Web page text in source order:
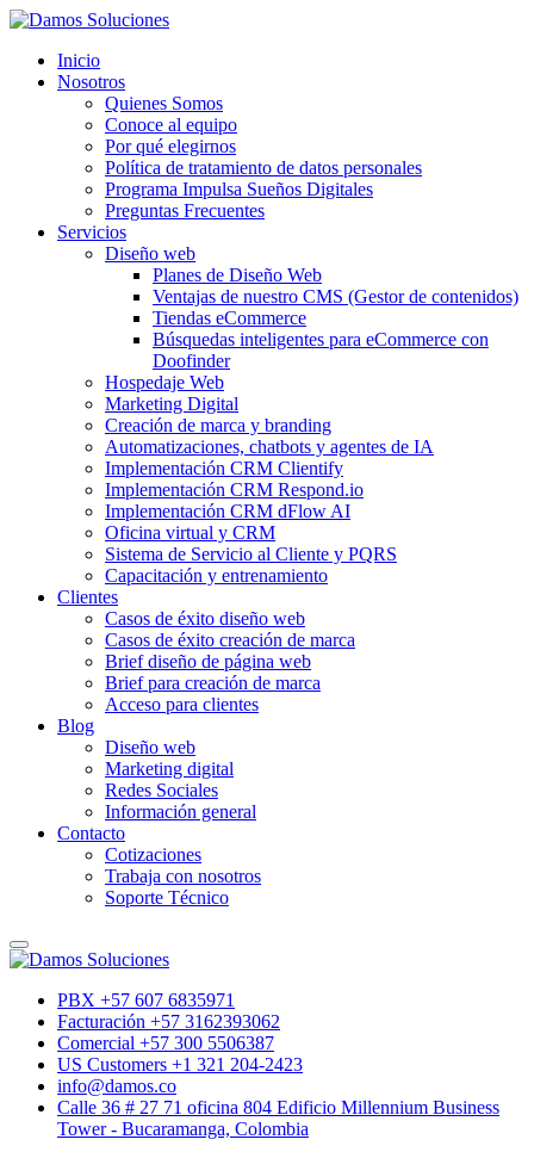
Inicio
Nosotros
Quienes Somos
Conoce al equipo
Por qué elegirnos
Política de tratamiento de datos personales
Programa Impulsa Sueños Digitales
Preguntas Frecuentes
Servicios
Diseño web
Planes de Diseño Web
Ventajas de nuestro CMS (Gestor de contenidos)
Tiendas eCommerce
Búsquedas inteligentes para eCommerce con
Doofinder
Hospedaje Web
Marketing Digital
Creación de marca y branding
Automatizaciones, chatbots y agentes de IA
Implementación CRM Clientify
Implementación CRM Respond.io
Implementación CRM dFlow AI
Oficina virtual y CRM
Sistema de Servicio al Cliente y PQRS
Capacitación y entrenamiento
Clientes
Casos de éxito diseño web
Casos de éxito creación de marca
Brief diseño de página web
Brief para creación de marca
Acceso para clientes
Blog
Diseño web
Marketing digital
Redes Sociales
Información general
Contacto
Cotizaciones
Trabaja con nosotros
Soporte Técnico
PBX +57 607 6835971
Facturación +57 3162393062
Comercial +57 300 5506387
US Customers +1 321 204-2423
info@damos.co
Calle 36 # 27 71 oficina 804 Edificio Millennium Business
Tower - Bucaramanga, Colombia